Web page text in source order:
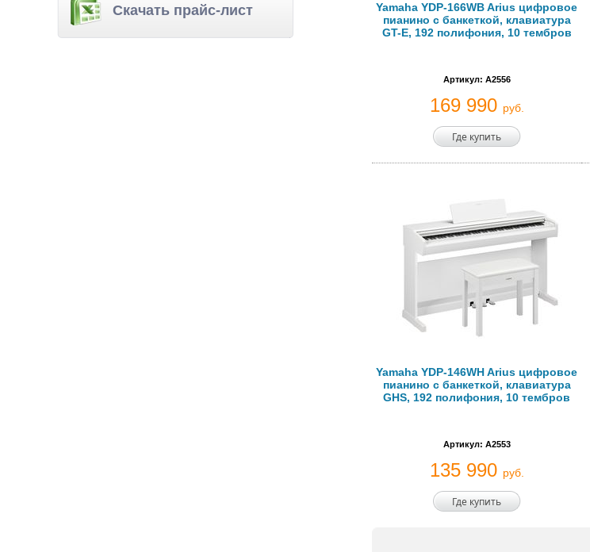
Скачать прайс-лист
Yamaha YDP-166WB Arius цифровое
пианино с банкеткой, клавиатура
GT-E, 192 полифония, 10 тембров
Артикул: A2556
169 990 руб.
Где купить
Yamaha YDP-146WH Arius цифровое
пианино с банкеткой, клавиатура
GHS, 192 полифония, 10 тембров
Артикул: A2553
135 990 руб.
Где купить